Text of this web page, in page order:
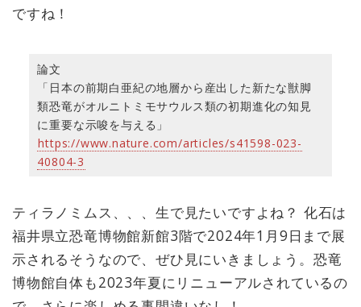
ですね！
論文
「日本の前期白亜紀の地層から産出した新たな獣脚
類恐竜がオルニトミモサウルス類の初期進化の知見
に重要な示唆を与える」
https://www.nature.com/articles/s41598-023-
40804-3
ティラノミムス、、、生で見たいですよね？ 化石は
福井県立恐竜博物館新館3階で2024年1月9日まで展
示されるそうなので、ぜひ見にいきましょう。恐竜
博物館自体も2023年夏にリニューアルされているの